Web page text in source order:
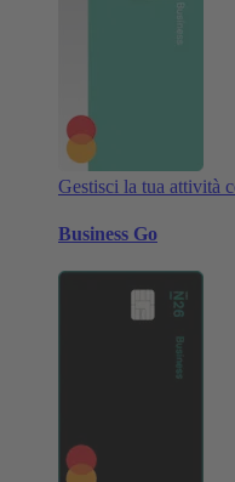
Gestisci la tua attività
Business Go